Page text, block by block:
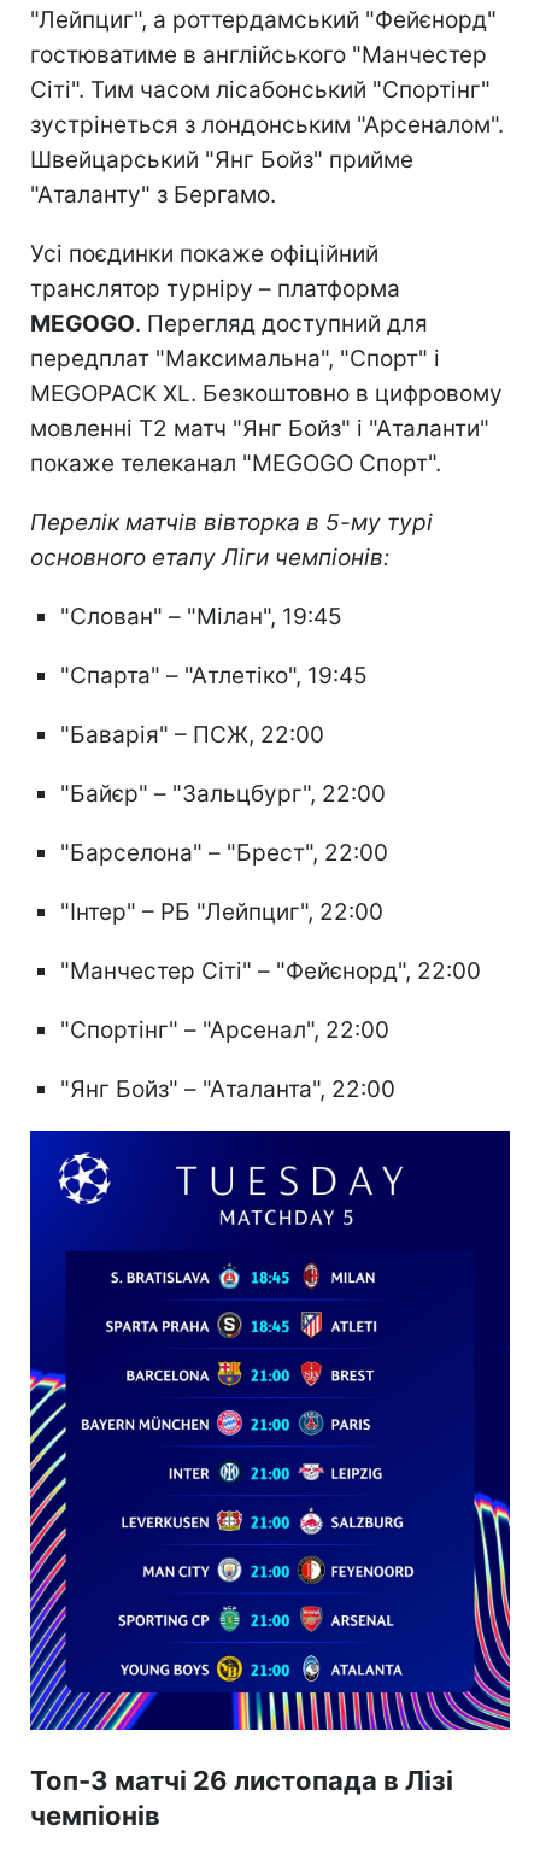
"Лейпциг", а роттердамський "Фейєнорд"
гостюватиме в англійського "Манчестер
Сіті". Тим часом лісабонський "Спортінг"
зустрінеться з лондонським "Арсеналом".
Швейцарський "Янг Бойз" прийме
"Аталанту" з Бергамо.
Усі поєдинки покаже офіційний
транслятор турніру – платформа
MEGOGO. Перегляд доступний для
передплат "Максимальна", "Спорт" і
MEGOPACK XL. Безкоштовно в цифровому
мовленні T2 матч "Янг Бойз" і "Аталанти"
покаже телеканал "MEGOGO Спорт".
Перелік матчів вівторка в 5-му турі
основного етапу Ліги чемпіонів:
"Слован" – "Мілан", 19:45
"Спарта" – "Атлетіко", 19:45
"Баварія" – ПСЖ, 22:00
"Байєр" – "Зальцбург", 22:00
"Барселона" – "Брест", 22:00
"Інтер" – РБ "Лейпциг", 22:00
"Манчестер Сіті" – "Фейєнорд", 22:00
"Спортінг" – "Арсенал", 22:00
"Янг Бойз" – "Аталанта", 22:00
Топ-3 матчі 26 листопада в Лізі
чемпіонів